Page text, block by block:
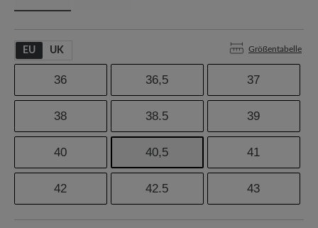
EU UK Größentabelle
36 36,5 37
38 38.5 39
40 40,5 41
42 42.5 43